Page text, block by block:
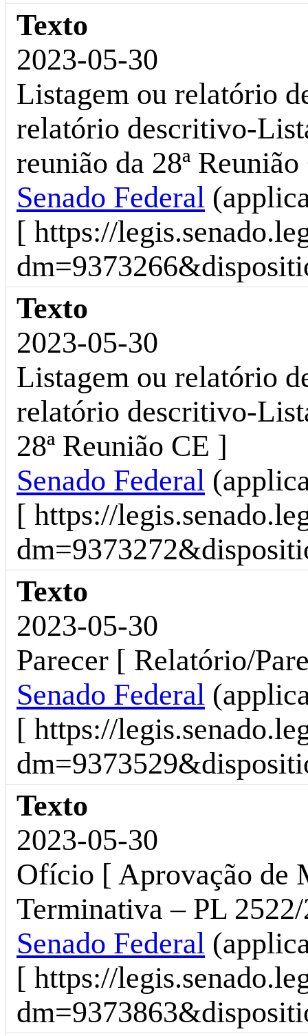
Texto
2023-05-30
Listagem ou relatório
relatório descritivo-
reunião da 28ª
Senado Federal
[ https://
Texto
2023-05-30
Listagem ou relatório
relatório descritivo-
28ª Reunião CE ]
Senado Federal
[ https://
Texto
2023-05-30
Parecer [ Relatório/
Senado Federal
[ https://
Texto
2023-05-30
Ofício [ Aprovação de
Terminativa – PL
Senado Federal
[ https://